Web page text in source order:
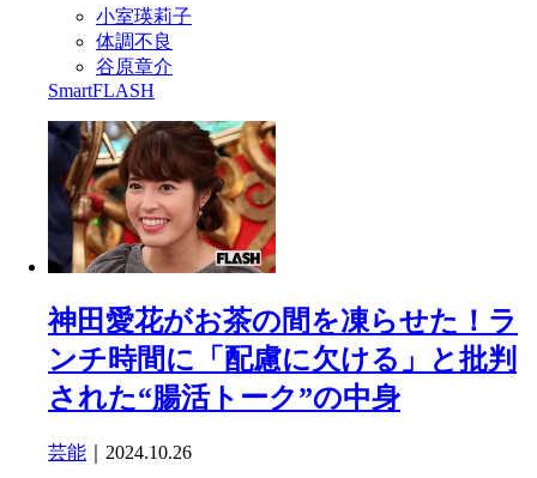
小室瑛莉子
体調不良
谷原章介
SmartFLASH
神田愛花がお茶の間を凍らせた！ラ
ンチ時間に「配慮に欠ける」と批判
された“腸活トーク”の中身
芸能 ｜2024.10.26